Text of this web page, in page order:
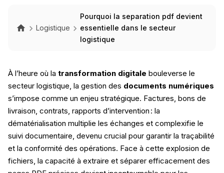
Logistique
Pourquoi la separation pdf devient
essentielle dans le secteur
logistique
À l’heure où la transformation digitale bouleverse le
secteur logistique, la gestion des documents numériques
s’impose comme un enjeu stratégique. Factures, bons de
livraison, contrats, rapports d’intervention : la
dématérialisation multiplie les échanges et complexifie le
suivi documentaire, devenu crucial pour garantir la traçabilité
et la conformité des opérations. Face à cette explosion de
fichiers, la capacité à extraire et séparer efficacement des